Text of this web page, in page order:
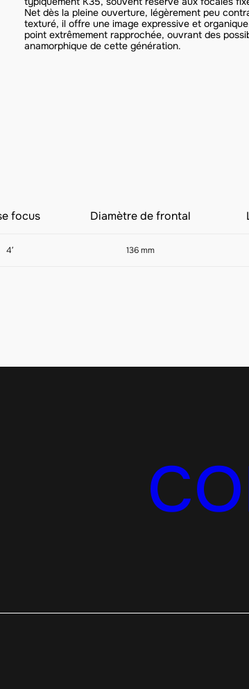
Net dès la pleine ouverture, légèrement peu
texturé, il offre une image expressive et
point extrêmement rapprochée, ouvrant des
anamorphique de cette génération.
focus Diamètre de frontal
4′ 136 mm